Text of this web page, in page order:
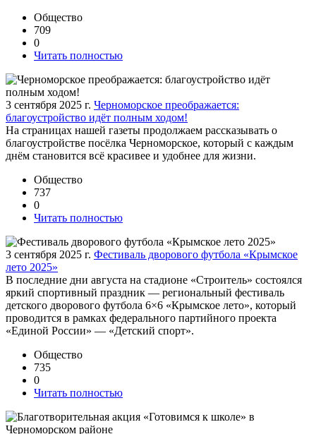
Общество
709
0
Читать полностью
3 сентября 2025 г. Черноморское преображается:
благоустройство идёт полным ходом!
На страницах нашей газеты продолжаем рассказывать о
благоустройстве посёлка Черноморское, который с каждым
днём становится всё красивее и удобнее для жизни.
Общество
737
0
Читать полностью
3 сентября 2025 г. Фестиваль дворового футбола «Крымское
лето 2025»
В последние дни августа на стадионе «Строитель» состоялся
яркий спортивный праздник — региональный фестиваль
детского дворового футбола 6×6 «Крымское лето», который
проводится в рамках федерального партийного проекта
«Единой России» — «Детский спорт».
Общество
735
0
Читать полностью